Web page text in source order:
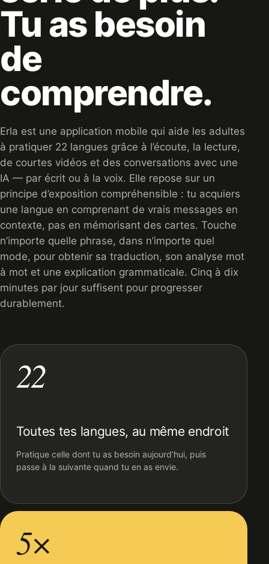
Tu as besoin
de
comprendre.
Erla est une application mobile qui aide les adultes
à pratiquer 22 langues grâce à l’écoute, la lecture,
de courtes vidéos et des conversations avec une
IA — par écrit ou à la voix. Elle repose sur un
principe d’exposition compréhensible : tu acquiers
une langue en comprenant de vrais messages en
contexte, pas en mémorisant des cartes. Touche
n’importe quelle phrase, dans n’importe quel
mode, pour obtenir sa traduction, son analyse mot
à mot et une explication grammaticale. Cinq à dix
minutes par jour suffisent pour progresser
durablement.
22
Toutes tes langues, au même endroit
Pratique celle dont tu as besoin aujourd’hui, puis
passe à la suivante quand tu en as envie.
5×